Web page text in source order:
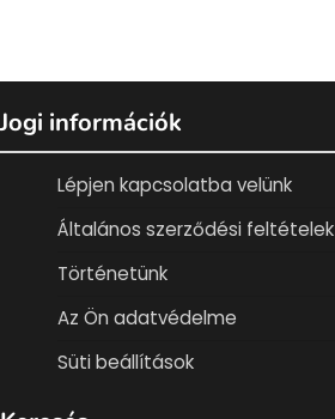
Jogi információk
Lépjen kapcsolatba velünk
Általános szerződési feltételek
Történetünk
Az Ön adatvédelme
Süti beállítások